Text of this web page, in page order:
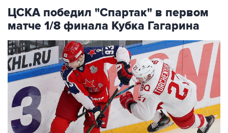
ЦСКА победил "Спартак" в первом
матче 1/8 финала Кубка Гагарина